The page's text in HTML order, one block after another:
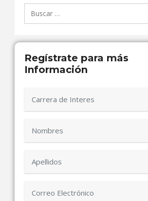
Buscar:
Regístrate para más
Información